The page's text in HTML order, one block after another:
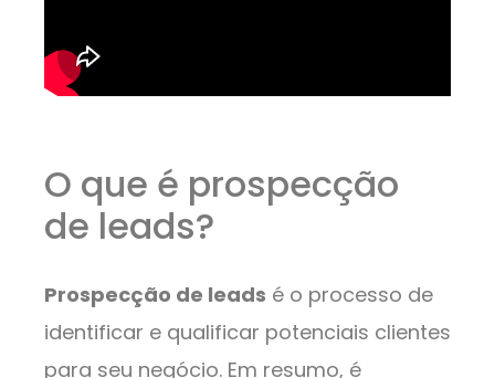
O que é prospecção
de leads?
Prospecção de leads é o processo de
identificar e qualificar potenciais clientes
para seu negócio. Em resumo, é